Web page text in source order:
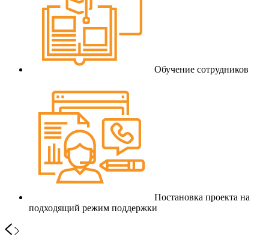
Обучение сотрудников
Постановка проекта на
подходящий режим поддержки